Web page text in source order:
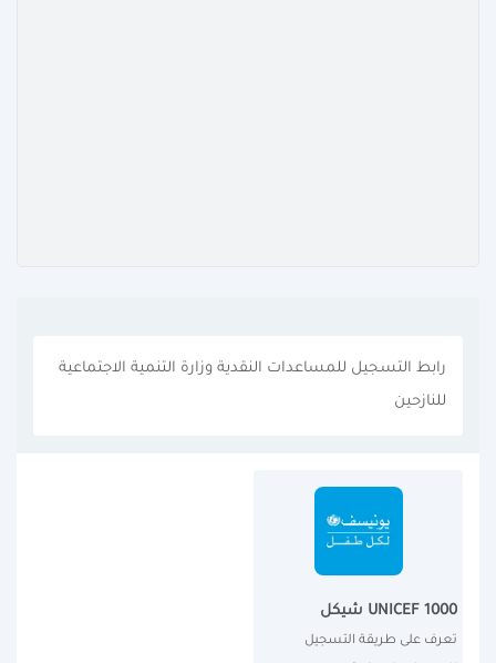
رابط التسجيل للمساعدات النقدية وزارة التنمية الاجتماعية
للنازحين
UNICEF 1000 شيكل